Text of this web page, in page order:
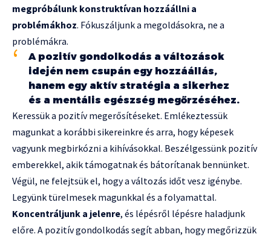
megpróbálunk konstruktívan hozzáállni a
problémákhoz. Fókuszáljunk a megoldásokra, ne a
problémákra.
A pozitív gondolkodás a változások
idején nem csupán egy hozzáállás,
hanem egy aktív stratégia a sikerhez
és a mentális egészség megőrzéséhez.
Keressük a pozitív megerősítéseket. Emlékeztessük
magunkat a korábbi sikereinkre és arra, hogy képesek
vagyunk megbirkózni a kihívásokkal. Beszélgessünk pozitív
emberekkel, akik támogatnak és bátorítanak bennünket.
Végül, ne felejtsük el, hogy a változás időt vesz igénybe.
Legyünk türelmesek magunkkal és a folyamattal.
Koncentráljunk a jelenre, és lépésről lépésre haladjunk
előre. A pozitív gondolkodás segít abban, hogy megőrizzük